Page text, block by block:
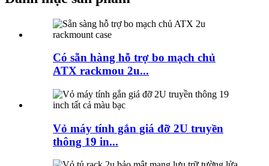
Có sẵn hàng hỗ trợ bo mạch chủ
ATX rackmou 2u...
Vỏ máy tính gắn giá đỡ 2U truyền
thông 19 in...